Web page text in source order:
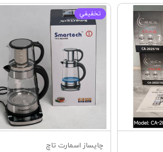
چايساز اسمارت تاچ
تخفيفي